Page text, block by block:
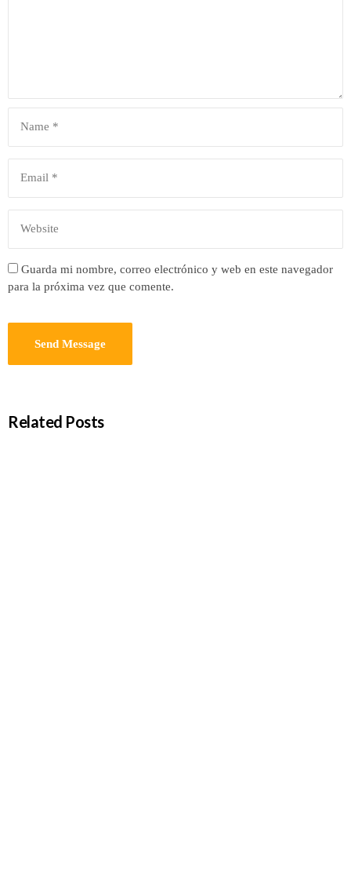
Guarda mi nombre, correo electrónico y web en este navegador
para la próxima vez que comente.
Related Posts